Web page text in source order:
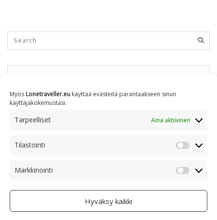
Myös Lonetraveller.eu käyttää evästeitä parantaakseen sinun
käyttäjäkokemustasi.
Tarpeelliset Aina aktiivinen
Tilastointi
Markkinointi
Hyväksy kaikki
Kuukausittain
Aiheittain